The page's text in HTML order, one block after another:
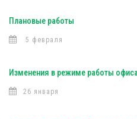
Плановые работы
5 февраля
Изменения в режиме работы
26 января